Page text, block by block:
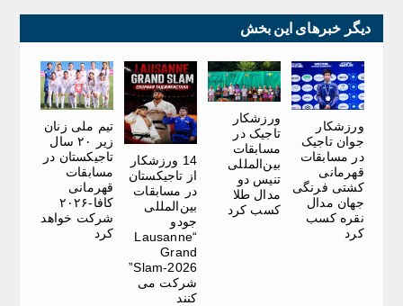
دیگر خبرهای این بخش
ورزشکار
جوان تاجیک
در مسابقات
قهرمانی
کشتی فرنگی
جهان مدال
نقره کسب
کرد
ورزشکار
تاجیک در
مسابقات
بین‌المللی
تنیس دو
مدال طلا
کسب کرد
14 ورزشکار
از تاجیکستان
در مسابقات
بین‌المللی
جودو
“Lausanne
Grand
Slam-2026”
شرکت می
کنند
تیم ملی زنان
زیر ۲۰ سال
تاجیکستان در
مسابقات
قهرمانی
کافا-۲۰۲۶
شرکت خواهد
کرد